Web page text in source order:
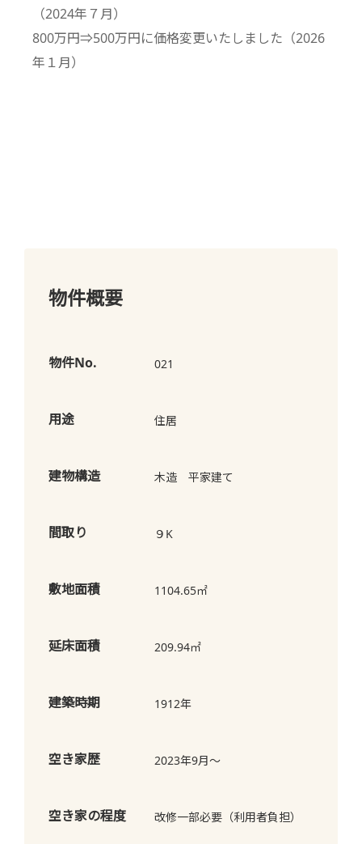
（2024年７月）
800万円⇒500万円に価格変更いたしました（2026
年１月）
物件概要
物件No. 021
用途 住居
建物構造 木造 平家建て
間取り ９K
敷地面積 1104.65㎡
延床面積 209.94㎡
建築時期 1912年
空き家歴 2023年9月～
空き家の程度 改修一部必要（利用者負担）